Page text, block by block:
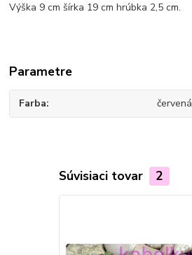
Výška 9 cm šírka 19 cm hrúbka 2,5 cm.
Parametre
Farba červená
Súvisiaci tovar 2